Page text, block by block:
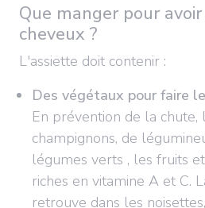
Que manger pour
cheveux ?
L'assiette doit contenir :
Des végétaux pour faire
En prévention de la
champignons, de
légumes verts , les fruits
riches en vitamine A et C.
retrouve dans les